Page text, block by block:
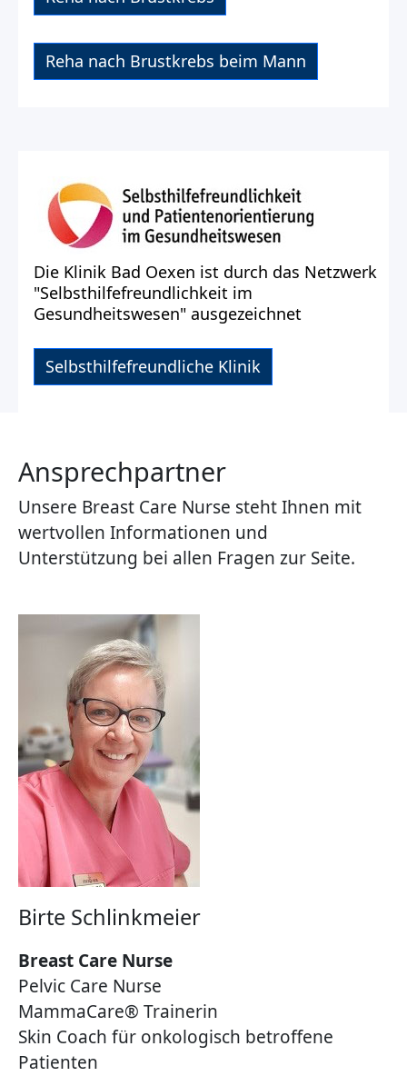
Reha nach Brustkrebs beim Mann
Die Klinik Bad Oexen ist durch das Netzwerk
"Selbsthilfefreundlichkeit im
Gesundheitswesen" ausgezeichnet
Selbsthilfefreundliche Klinik
Ansprechpartner
Unsere Breast Care Nurse steht Ihnen mit
wertvollen Informationen und
Unterstützung bei allen Fragen zur Seite.
Birte Schlinkmeier
Breast Care Nurse
Pelvic Care Nurse
MammaCare® Trainerin
Skin Coach für onkologisch betroffene
Patienten